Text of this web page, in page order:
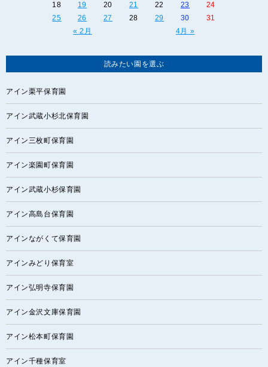
« 2月 4月 »
18
19 20 21 22 23
24
25
26 27 28 29 30 31
読みたい園を選ぶ
アイン栗平保育園
アイン武蔵小杉北保育園
アイン三枚町保育園
アイン楽園町保育園
アイン武蔵小杉保育園
アイン高島台保育園
アインながくて保育園
アインみどり保育室
アイン弘明寺保育園
アイン金沢文庫保育園
アイン松本町保育園
アイン千種保育室